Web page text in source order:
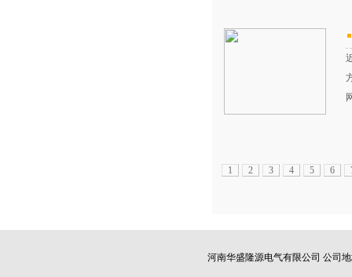
1 2 3 4 5 6
河南华盛隆源电气有限公司 公司